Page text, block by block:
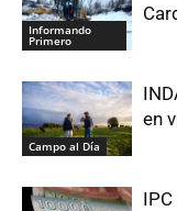
Informando
Primero
Campo al Día
en